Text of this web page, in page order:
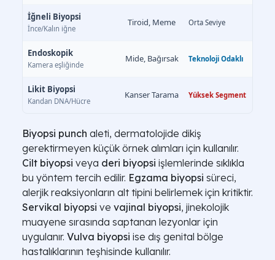
İğneli Biyopsi
İnce/Kalın iğne
Tiroid, Meme Orta Seviye
Endoskopik
Kamera eşliğinde
Mide, Bağırsak Teknoloji Odaklı
Likit Biyopsi
Kandan DNA/Hücre
Kanser Tarama Yüksek Segment
Biyopsi punch aleti, dermatolojide dikiş
gerektirmeyen küçük örnek alımları için kullanılır.
Cilt biyopsi veya deri biyopsi işlemlerinde sıklıkla
bu yöntem tercih edilir. Egzama biyopsi süreci,
alerjik reaksiyonların alt tipini belirlemek için kritiktir.
Servikal biyopsi ve vajinal biyopsi, jinekolojik
muayene sırasında saptanan lezyonlar için
uygulanır. Vulva biyopsi ise dış genital bölge
hastalıklarının teşhisinde kullanılır.